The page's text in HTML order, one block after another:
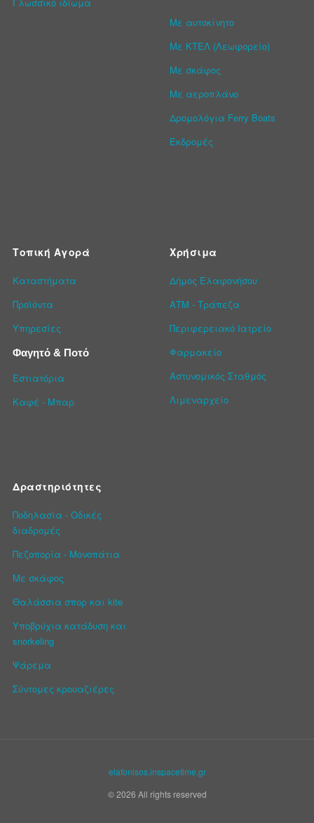
Με αυτοκίνητο
Με ΚΤΕΛ (Λεωφορείο)
Με σκάφος
Με αεροπλάνο
Δρομολόγια Ferry Boats
Εκδρομές
Τοπική Αγορά
Καταστήματα
Προϊόντα
Υπηρεσίες
Φαγητό & Ποτό
Εστιατόρια
Καφέ - Μπαρ
Χρήσιμα
Δήμος Ελαφονήσου
ΑΤΜ - Τράπεζα
Περιφερειακό Ιατρείο
Φαρμακείο
Αστυνομικός Σταθμός
Λιμεναρχείο
Δραστηριότητες
Ποδηλασία - Οδικές
διαδρομές
Πεζοπορία - Μονοπάτια
Με σκάφος
Θαλάσσια σπορ και kite
Υποβρύχια κατάδυση και
snorkeling
Ψάρεμα
Σύντομες κρουαζιέρες
elafonisos.inspacetime.gr
© 2026 All rights reserved